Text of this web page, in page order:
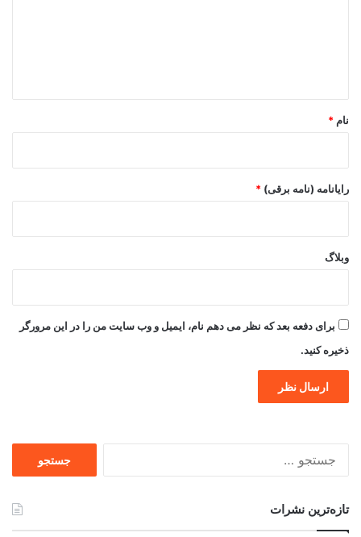
نام *
رایانامه (نامه برقی) *
وبلاگ
برای دفعه بعد که نظر می دهم نام، ایمیل و وب سایت من را در این مرورگر
ذخیره کنید.
تازه‌ترین نشرات